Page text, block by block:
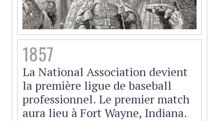
1857
La National Association devient
la première ligue de baseball
professionnel. Le premier match
aura lieu à Fort Wayne, Indiana.